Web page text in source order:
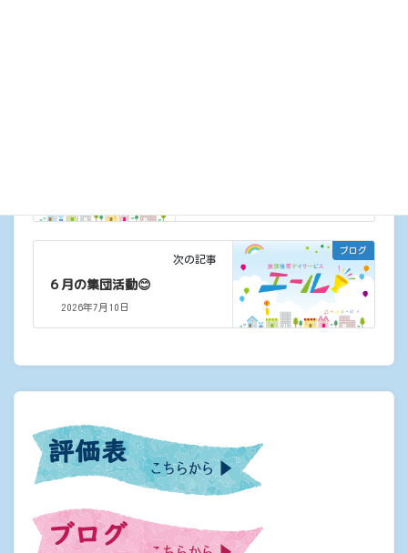
ブログ
次の記事
６月の集団活動😊
2026年7月10日